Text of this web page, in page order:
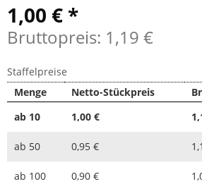
1,00 € *
Bruttopreis: 1,19 €
Staffelpreise
Menge
Netto-Stückpreis
ab 10 1,00 €
ab 50 0,95 €
ab 100 0,90 €